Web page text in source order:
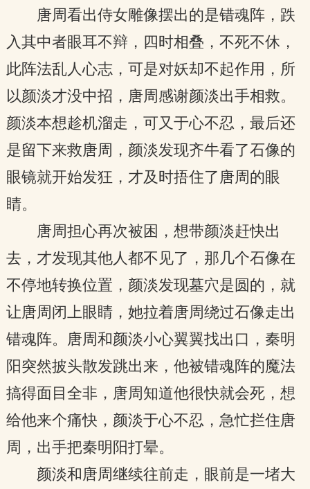
唐周看出侍女雕像摆出的是错魂阵，跌
入其中者眼耳不辩，四时相叠，不死不休，
此阵法乱人心志，可是对妖却不起作用，所
以颜淡才没中招，唐周感谢颜淡出手相救。
颜淡本想趁机溜走，可又于心不忍，最后还
是留下来救唐周，颜淡发现齐牛看了石像的
眼镜就开始发狂，才及时捂住了唐周的眼
睛。
唐周担心再次被困，想带颜淡赶快出
去，才发现其他人都不见了，那几个石像在
不停地转换位置，颜淡发现墓穴是圆的，就
让唐周闭上眼睛，她拉着唐周绕过石像走出
错魂阵。唐周和颜淡小心翼翼找出口，秦明
阳突然披头散发跳出来，他被错魂阵的魔法
搞得面目全非，唐周知道他很快就会死，想
给他来个痛快，颜淡于心不忍，急忙拦住唐
周，出手把秦明阳打晕。
颜淡和唐周继续往前走，眼前是一堵大